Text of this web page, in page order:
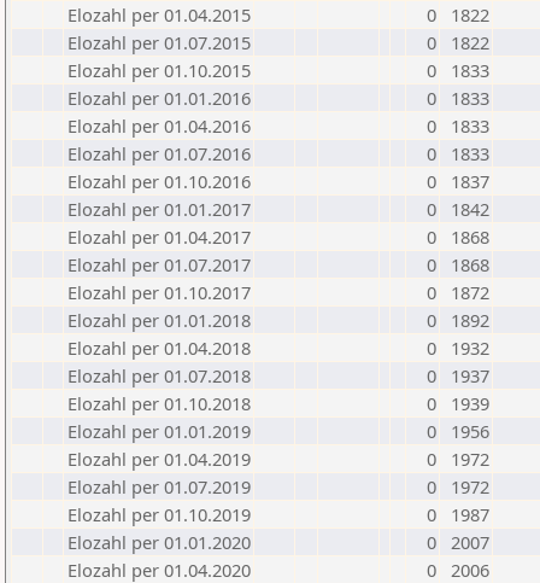
Elozahl per 01.04.2015
0
1822
Elozahl per 01.07.2015
0
1822
Elozahl per 01.10.2015
0
1833
Elozahl per 01.01.2016
0
1833
Elozahl per 01.04.2016
0
1833
Elozahl per 01.07.2016
0
1833
Elozahl per 01.10.2016
0
1837
Elozahl per 01.01.2017
0
1842
Elozahl per 01.04.2017
0
1868
Elozahl per 01.07.2017
0
1868
Elozahl per 01.10.2017
0
1872
Elozahl per 01.01.2018
0
1892
Elozahl per 01.04.2018
0
1932
Elozahl per 01.07.2018
0
1937
Elozahl per 01.10.2018
0
1939
Elozahl per 01.01.2019
0
1956
Elozahl per 01.04.2019
0
1972
Elozahl per 01.07.2019
0
1972
Elozahl per 01.10.2019
0
1987
Elozahl per 01.01.2020
0 2007
Elozahl per 01.04.2020
0 2006